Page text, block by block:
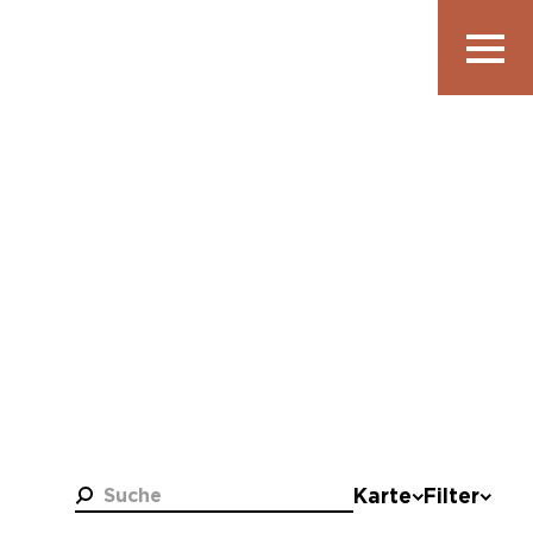
anzeigen
Suche Karte Filter